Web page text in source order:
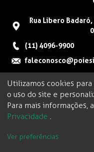
Rua Libero Badaró,
(11) 4096-9900
Utilizamos cookies
o uso do site e
Para mais informações,
Privacidade .
Ver preferências